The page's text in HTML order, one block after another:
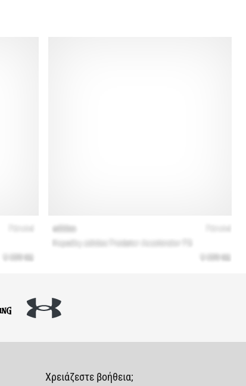
Χρειάζεστε βοήθεια;